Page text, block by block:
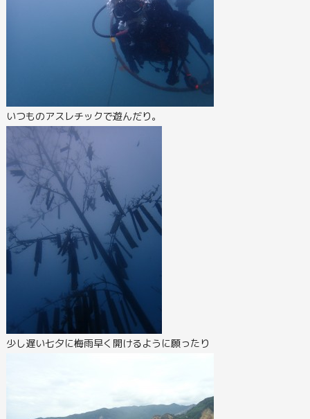
いつものアスレチックで遊んだり。
少し遅い七夕に梅雨早く開けるように願ったり